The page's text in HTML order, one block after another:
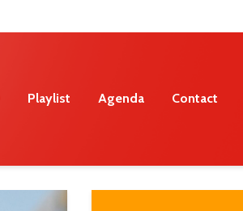
Playlist Agenda Contact